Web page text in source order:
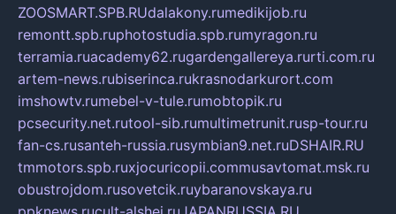
ZOOSMART.SPB.RUdalakony.rumedikijob.ru
remontt.spb.ruphotostudia.spb.rumyragon.ru
terramia.ruacademy62.rugardengallereya.rurti.com.ru
artem-news.rubiserinca.rukrasnodarkurort.com
imshowtv.rumebel-v-tule.rumobtopik.ru
pcsecurity.net.rutool-sib.rumultimetrunit.rusp-tour.ru
fan-cs.rusanteh-russia.rusymbian9.net.ruDSHAIR.RU
tmmotors.spb.ruxjocuricopii.commusavtomat.msk.ru
obustrojdom.rusovetcik.ruybaranovskaya.ru